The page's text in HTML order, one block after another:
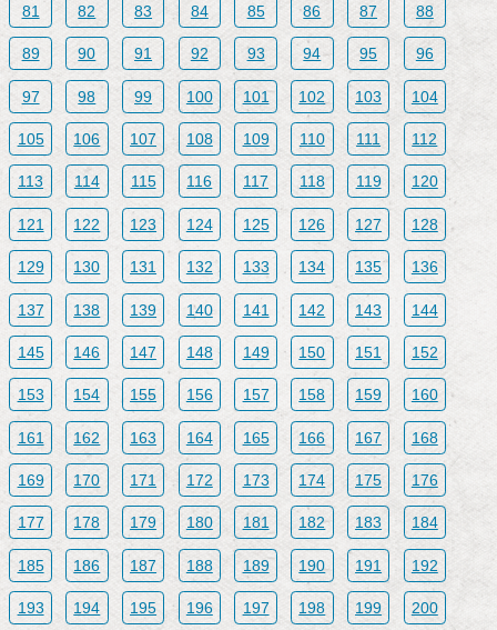
81 82 83 84 85 86 87 88
89 90 91 92 93 94 95 96
97 98 99 100 101 102 103 104
105 106 107 108 109 110 111 112
113 114 115 116 117 118 119 120
121 122 123 124 125 126 127 128
129 130 131 132 133 134 135 136
137 138 139 140 141 142 143 144
145 146 147 148 149 150 151 152
153 154 155 156 157 158 159 160
161 162 163 164 165 166 167 168
169 170 171 172 173 174 175 176
177 178 179 180 181 182 183 184
185 186 187 188 189 190 191 192
193 194 195 196 197 198 199 200